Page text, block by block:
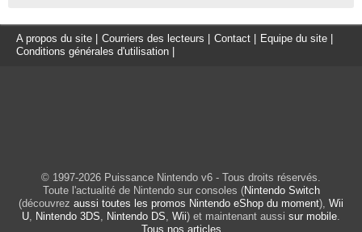
A propos du site Courriers des lecteurs Contact Equipe du site
Conditions générales d'utilisation
© 1997-2026 Puissance Nintendo v6 - Tous droits réservés.
Toute l'actualité de Nintendo sur consoles (Nintendo Switch
(découvrez aussi toutes les promos Nintendo eShop du moment), Wii
U, Nintendo 3DS, Nintendo DS, Wii) et maintenant aussi sur mobile.
Tous nos articles